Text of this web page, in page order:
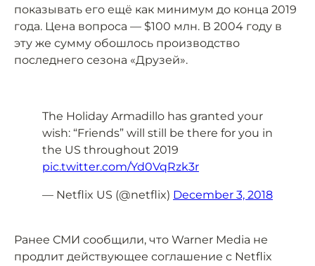
показывать его ещё как минимум до конца 2019
года. Цена вопроса — $100 млн. В 2004 году в
эту же сумму обошлось производство
последнего сезона «Друзей».
The Holiday Armadillo has granted your
wish: “Friends” will still be there for you in
the US throughout 2019
pic.twitter.com/Yd0VqRzk3r
— Netflix US (@netflix) December 3, 2018
Ранее СМИ сообщили, что Warner Media не
продлит действующее соглашение с Netflix